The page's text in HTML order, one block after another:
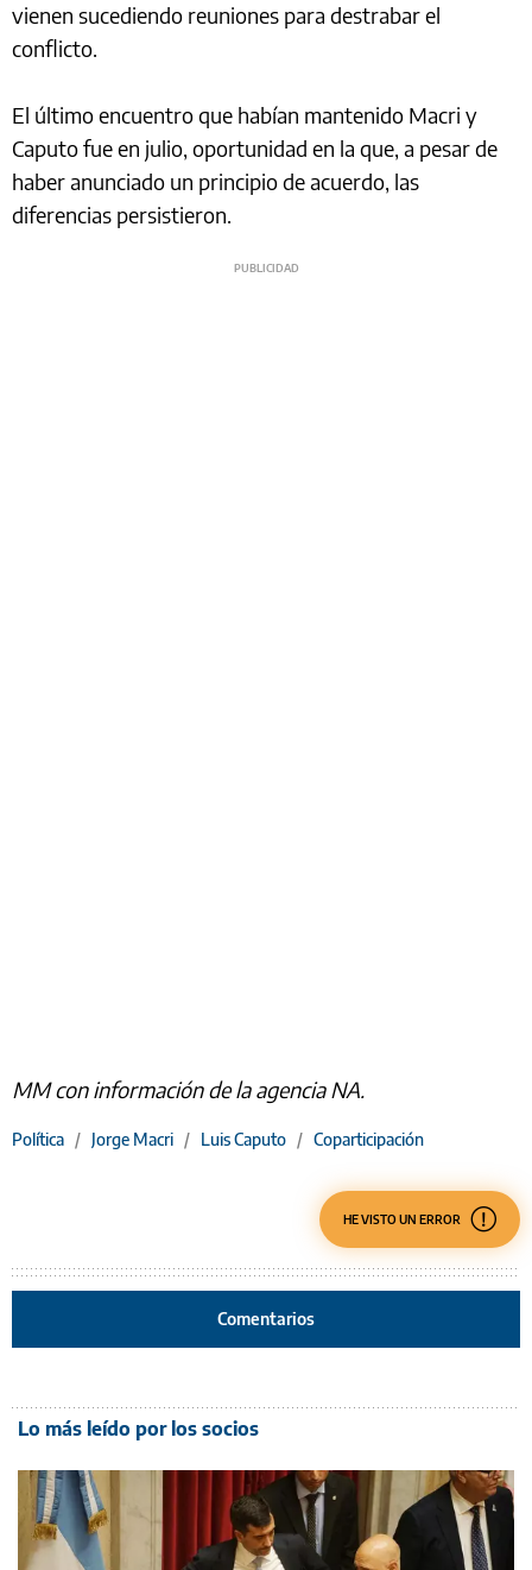
vienen sucediendo reuniones para destrabar el
conflicto.
El último encuentro que habían mantenido Macri y
Caputo fue en julio, oportunidad en la que, a pesar de
haber anunciado un principio de acuerdo, las
diferencias persistieron.
MM con información de la agencia NA.
Política / Jorge Macri / Luis Caputo / Coparticipación
HE VISTO UN ERROR
Comentarios
Lo más leído por los socios